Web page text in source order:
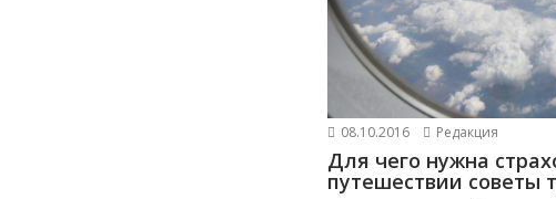
08.10.2016 Редакция
Для чего нужна
путешествии советы